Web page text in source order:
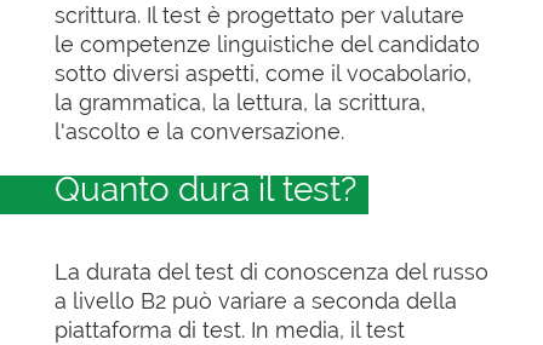
scrittura. Il test è progettato per valutare
le competenze linguistiche del candidato
sotto diversi aspetti, come il vocabolario,
la grammatica, la lettura, la scrittura,
l'ascolto e la conversazione.
Quanto dura il test?
La durata del test di conoscenza del russo
a livello B2 può variare a seconda della
piattaforma di test. In media, il test